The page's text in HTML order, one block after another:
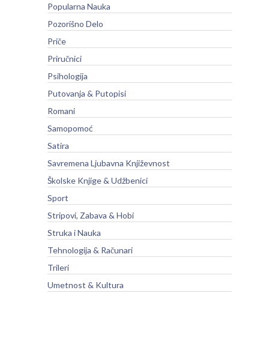
Popularna Nauka
Pozorišno Delo
Priče
Priručnici
Psihologija
Putovanja & Putopisi
Romani
Samopomoć
Satira
Savremena Ljubavna Književnost
Školske Knjige & Udžbenici
Sport
Stripovi, Zabava & Hobi
Struka i Nauka
Tehnologija & Računari
Trileri
Umetnost & Kultura